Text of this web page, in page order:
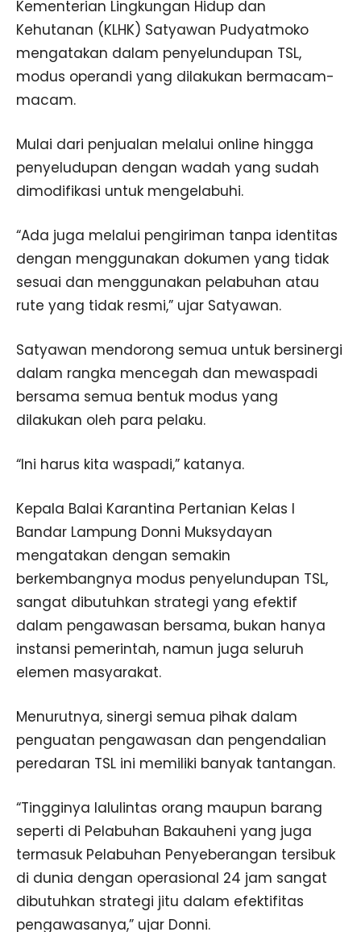
Kementerian Lingkungan Hidup dan
Kehutanan (KLHK) Satyawan Pudyatmoko
mengatakan dalam penyelundupan TSL,
modus operandi yang dilakukan bermacam-
macam.
Mulai dari penjualan melalui online hingga
penyeludupan dengan wadah yang sudah
dimodifikasi untuk mengelabuhi.
“Ada juga melalui pengiriman tanpa identitas
dengan menggunakan dokumen yang tidak
sesuai dan menggunakan pelabuhan atau
rute yang tidak resmi,” ujar Satyawan.
Satyawan mendorong semua untuk bersinergi
dalam rangka mencegah dan mewaspadi
bersama semua bentuk modus yang
dilakukan oleh para pelaku.
“Ini harus kita waspadi,” katanya.
Kepala Balai Karantina Pertanian Kelas I
Bandar Lampung Donni Muksydayan
mengatakan dengan semakin
berkembangnya modus penyelundupan TSL,
sangat dibutuhkan strategi yang efektif
dalam pengawasan bersama, bukan hanya
instansi pemerintah, namun juga seluruh
elemen masyarakat.
Menurutnya, sinergi semua pihak dalam
penguatan pengawasan dan pengendalian
peredaran TSL ini memiliki banyak tantangan.
“Tingginya lalulintas orang maupun barang
seperti di Pelabuhan Bakauheni yang juga
termasuk Pelabuhan Penyeberangan tersibuk
di dunia dengan operasional 24 jam sangat
dibutuhkan strategi jitu dalam efektifitas
pengawasanya,” ujar Donni.